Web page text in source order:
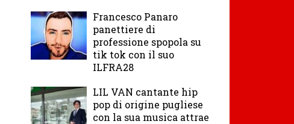
Francesco Panaro
panettiere di
professione spopola su
tik tok con il suo
ILFRA28
LIL VAN cantante hip
pop di origine pugliese
con la sua musica attrae